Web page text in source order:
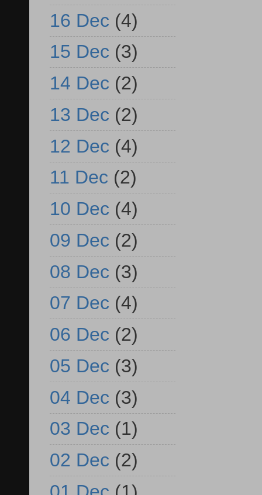
16 Dec (4)
15 Dec (3)
14 Dec (2)
13 Dec (2)
12 Dec (4)
11 Dec (2)
10 Dec (4)
09 Dec (2)
08 Dec (3)
07 Dec (4)
06 Dec (2)
05 Dec (3)
04 Dec (3)
03 Dec (1)
02 Dec (2)